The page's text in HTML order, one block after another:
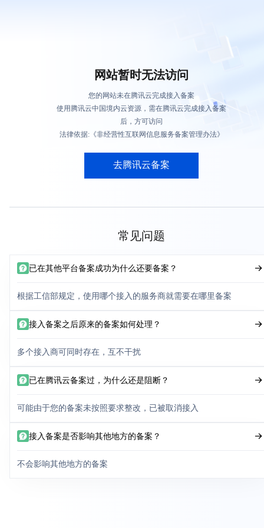
网站暂时无法访问
您的网站未在腾讯云完成接入备案
使用腾讯云中国境内云资源，需在腾讯云完成接入备案
后，方可访问
法律依据:《非经营性互联网信息服务备案管理办法》
去腾讯云备案
常见问题
已在其他平台备案成功为什么还要备案？
根据工信部规定，使用哪个接入的服务商就需要在哪里备案
接入备案之后原来的备案如何处理？
多个接入商可同时存在，互不干扰
已在腾讯云备案过，为什么还是阻断？
可能由于您的备案未按照要求整改，已被取消接入
接入备案是否影响其他地方的备案？
不会影响其他地方的备案